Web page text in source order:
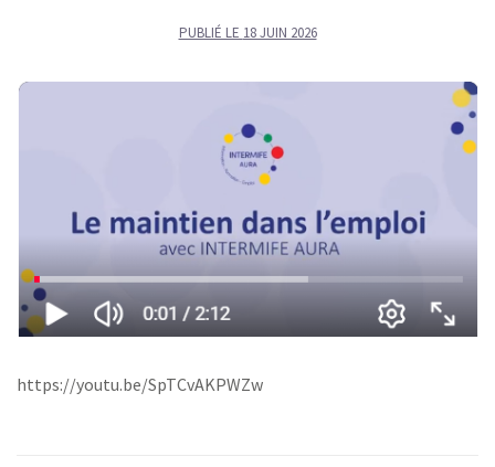
PUBLIÉ LE 18 JUIN 2026
https://youtu.be/SpTCvAKPWZw